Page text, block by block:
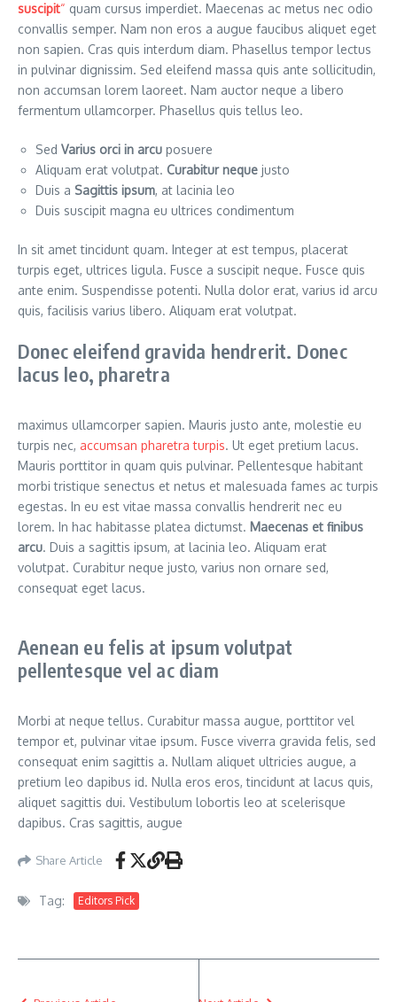
suscipit“ quam cursus imperdiet. Maecenas ac metus nec odio
convallis semper. Nam non eros a augue faucibus aliquet eget
non sapien. Cras quis interdum diam. Phasellus tempor lectus
in pulvinar dignissim. Sed eleifend massa quis ante sollicitudin,
non accumsan lorem laoreet. Nam auctor neque a libero
fermentum ullamcorper. Phasellus quis tellus leo.
Sed Varius orci in arcu posuere
Aliquam erat volutpat. Curabitur neque justo
Duis a Sagittis ipsum, at lacinia leo
Duis suscipit magna eu ultrices condimentum
In sit amet tincidunt quam. Integer at est tempus, placerat
turpis eget, ultrices ligula. Fusce a suscipit neque. Fusce quis
ante enim. Suspendisse potenti. Nulla dolor erat, varius id arcu
quis, facilisis varius libero. Aliquam erat volutpat.
Donec eleifend gravida hendrerit. Donec
lacus leo, pharetra
maximus ullamcorper sapien. Mauris justo ante, molestie eu
turpis nec, accumsan pharetra turpis. Ut eget pretium lacus.
Mauris porttitor in quam quis pulvinar. Pellentesque habitant
morbi tristique senectus et netus et malesuada fames ac turpis
egestas. In eu est vitae massa convallis hendrerit nec eu
lorem. In hac habitasse platea dictumst. Maecenas et finibus
arcu. Duis a sagittis ipsum, at lacinia leo. Aliquam erat
volutpat. Curabitur neque justo, varius non ornare sed,
consequat eget lacus.
Aenean eu felis at ipsum volutpat
pellentesque vel ac diam
Morbi at neque tellus. Curabitur massa augue, porttitor vel
tempor et, pulvinar vitae ipsum. Fusce viverra gravida felis, sed
consequat enim sagittis a. Nullam aliquet ultricies augue, a
pretium leo dapibus id. Nulla eros eros, tincidunt at lacus quis,
aliquet sagittis dui. Vestibulum lobortis leo at scelerisque
dapibus. Cras sagittis, augue
Share Article
Tag: Editors Pick